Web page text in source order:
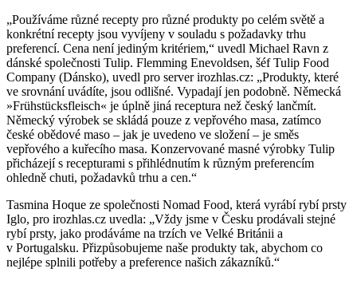
„Používáme různé recepty pro různé produkty po celém světě a
konkrétní recepty jsou vyvíjeny v souladu s požadavky trhu
preferencí. Cena není jediným kritériem,“ uvedl Michael Ravn z
dánské společnosti Tulip. Flemming Enevoldsen, šéf Tulip Food
Company (Dánsko), uvedl pro server irozhlas.cz: „Produkty, které
ve srovnání uvádíte, jsou odlišné. Vypadají jen podobně. Německá
»Frühstücksfleisch« je úplně jiná receptura než český lančmít.
Německý výrobek se skládá pouze z vepřového masa, zatímco
české obědové maso – jak je uvedeno ve složení – je směs
vepřového a kuřecího masa. Konzervované masné výrobky Tulip
přicházejí s recepturami s přihlédnutím k různým preferencím
ohledně chuti, požadavků trhu a cen.“
Tasmina Hoque ze společnosti Nomad Food, která vyrábí rybí prsty
Iglo, pro irozhlas.cz uvedla: „Vždy jsme v Česku prodávali stejné
rybí prsty, jako prodáváme na trzích ve Velké Británii a
v Portugalsku. Přizpůsobujeme naše produkty tak, abychom co
nejlépe splnili potřeby a preference našich zákazníků.“